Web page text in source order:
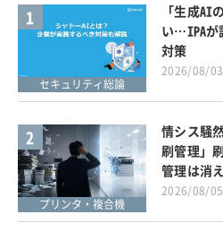
1
セキュリティ総論
「生成AI
い…IPAが
対策
2026/08/03
2
プリンタ・複合機
情シス騒
刷管理」
管理は消
2026/08/05